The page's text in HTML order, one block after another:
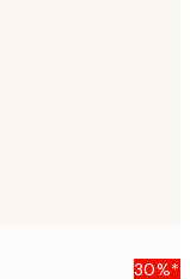
30%*